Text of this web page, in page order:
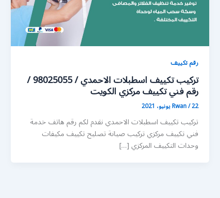
رقم تكييف
تركيب تكييف اسطبلات الاحمدي / 98025055 /
رقم فني تكييف مركزي الكويت
Rwan/22 يونيو، 2021
تركيب تكييف اسطبلات الاحمدي نقدم لكم رقم هاتف خدمة
فني تكييف مركزي تركيب صيانة تصليح تكييف مكيفات
وحدات التكييف المركزي […]